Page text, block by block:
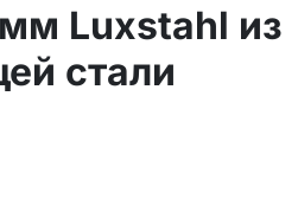
Luxstahl из
стали